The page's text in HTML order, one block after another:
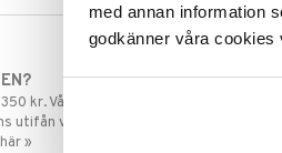
med annan information
godkänner våra cookies
kr. Vår gräns för
utifån vilken avdelning
»
SNABBA